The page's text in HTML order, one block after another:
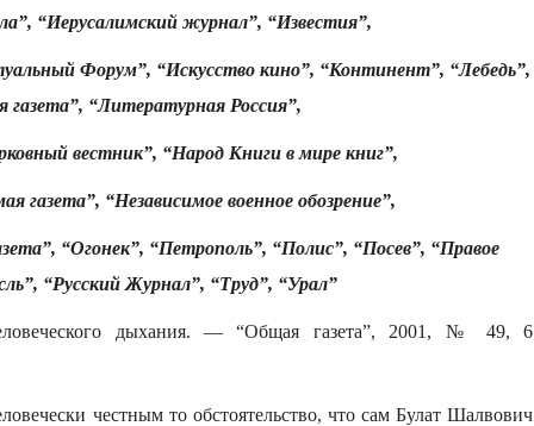
“Иерусалимский журнал”, “Известия”,
Форум”, “Искусство кино”, “Континент”, “Лебедь”,
газета”, “Литературная Россия”,
вестник”, “Народ Книги в мире книг”,
газета”, “Независимое военное обозрение”,
“Огонек”, “Петрополь”, “Полис”, “Посев”, “Правое
“Русский Журнал”, “Труд”, “Урал”
дыхания. — “Общая газета”, 2001, № 49, 6
честным то обстоятельство, что сам Булат Шалвович